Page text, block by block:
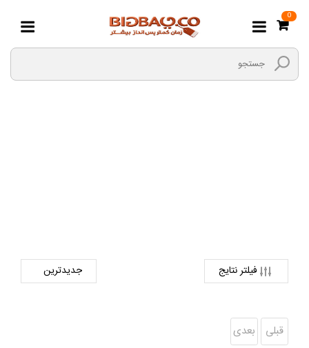
0
فیلتر نتایج
قبلی بعدی